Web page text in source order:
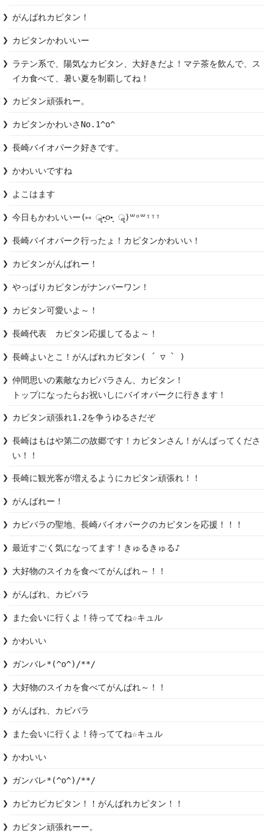
がんばれカピタン！
カピタンかわいいー
ラテン系で、陽気なカピタン、大好きだよ！マテ茶を飲んで、ス
イカ食べて、暑い夏を制覇してね！
カピタン頑張れー。
カピタンかわいさNo.1^o^
長崎バイオパーク好きです。
かわいいですね
よこはます
今日もかわいいー(⑅ ॣ•͈૦•͈ ॣ)꒳ᵒ꒳ᵎᵎᵎ
長崎バイオパーク行ったょ！カピタンかわいい！
カピタンがんばれー！
やっぱりカピタンがナンバーワン！
カピタン可愛いよ～！
長崎代表　カピタン応援してるよ～！
長崎よいとこ！がんばれカピタン( ´ ▽ ` )
仲間思いの素敵なカピバラさん、カピタン！
トップになったらお祝いしにバイオパークに行きます！
カピタン頑張れ1.2を争うゆるさだぞ
長崎はもはや第二の故郷です！カピタンさん！がんばってくださ
い！！
長崎に観光客が増えるようにカピタン頑張れ！！
がんばれー！
カピバラの聖地、長崎バイオパークのカピタンを応援！！！
最近すごく気になってます！きゅるきゅる♪
大好物のスイカを食べてがんばれ～！！
また会いに行くよ！待っててね☆キュル
かわいい
ガンバレ*(^o^)/**/
大好物のスイカを食べてがんばれ～！！
また会いに行くよ！待っててね☆キュル
かわいい
ガンバレ*(^o^)/**/
カピカピカピタン！！がんばれカピタン！！